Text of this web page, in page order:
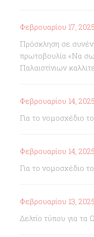
Φεβρουαρίου 17, 2025
Πρόσκληση σε
πρωτοβουλία «Να
Παλαιστίνιων
Φεβρουαρίου 14, 2025
Για το νομοσχέδιο
Φεβρουαρίου 14, 2025
Για το νομοσχέδιο
Φεβρουαρίου 13, 2025
Δελτίο τύπου για τα